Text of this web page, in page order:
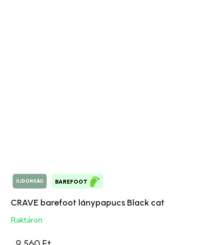
ÚJDONSÁG BAREFOOT
CRAVE barefoot lánypapucs Black cat
Raktáron